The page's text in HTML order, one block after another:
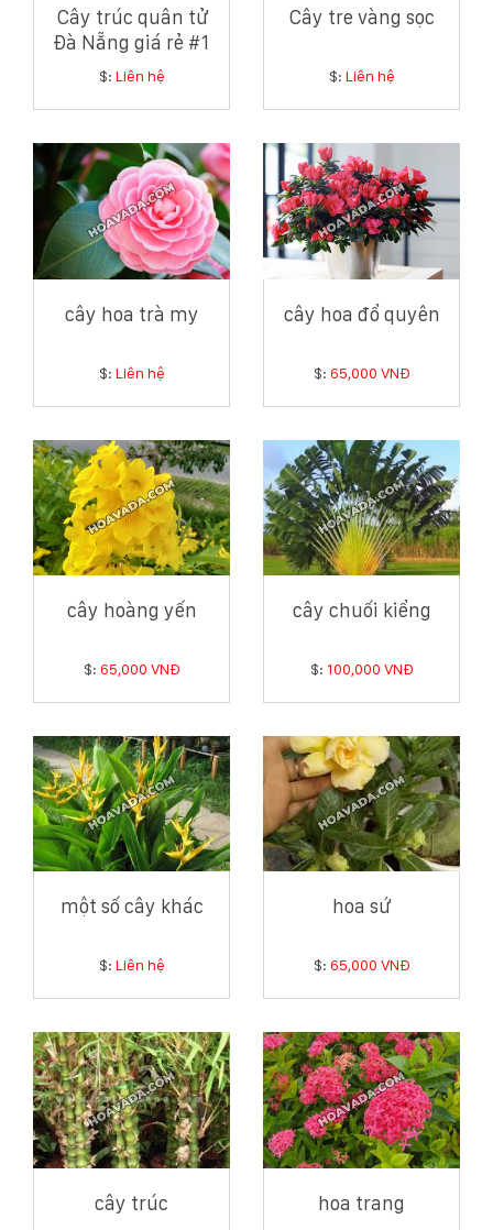
Cây trúc quân tử
Đà Nẵng giá rẻ #1
$: Liên hệ
Cây tre vàng sọc
$: Liên hệ
cây hoa trà my
$: Liên hệ
cây hoa đổ quyên
$: 65,000 VNĐ
cây hoàng yến
$: 65,000 VNĐ
cây chuối kiểng
$: 100,000 VNĐ
một số cây khác
$: Liên hệ
hoa sứ
$: 65,000 VNĐ
cây trúc hoa trang